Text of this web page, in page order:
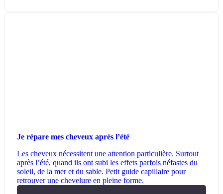
Je répare mes cheveux après l’été
Les cheveux nécessitent une attention particulière. Surtout
après l’été, quand ils ont subi les effets parfois néfastes du
soleil, de la mer et du sable. Petit guide capillaire pour
retrouver une chevelure en pleine forme.